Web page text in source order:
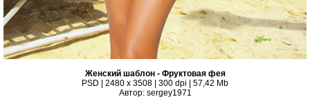
Женский шаблон - Фруктовая фея
PSD | 2480 x 3508 | 300 dpi | 57,42 Mb
Автор: sergey1971